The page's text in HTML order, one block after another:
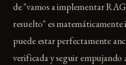
de "vamos a implementar
resuelto" es
puede estar perfectamente
verificada y seguir empujando